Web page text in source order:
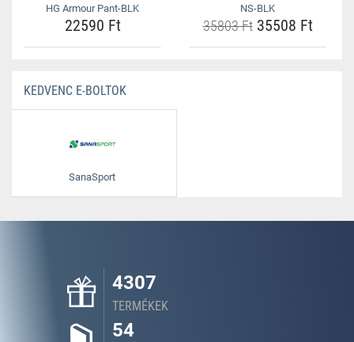
HG Armour Pant-BLK
22590 Ft
NS-BLK
35803 Ft35508 Ft
KEDVENC E-BOLTOK
SanaSport
4307
TERMÉKEK
54